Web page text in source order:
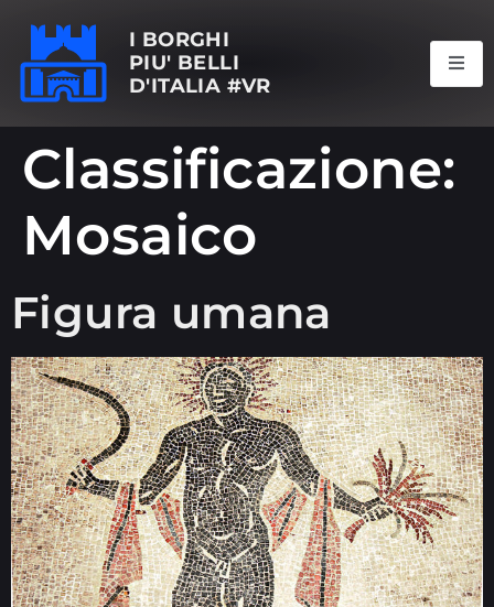
I BORGHI
PIU' BELLI
D'ITALIA #VR
Classificazione:
Mosaico
Figura umana